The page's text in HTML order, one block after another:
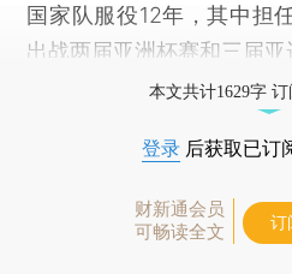
国家队服役12年，其中担
出战两届亚洲杯赛和三届亚
本文共计1629字
登录 后获取已订
财新通会员
可畅读全文
订